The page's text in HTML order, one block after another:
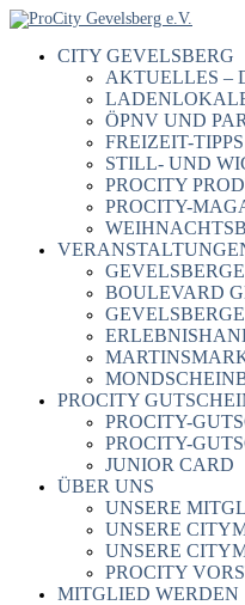
CITY GEVELSBERG
AKTUELLES –
ÖPNV UND
FREIZEIT-TIPPS
STILL- UND
PROCITY
PROCITY-
BOULEVARD
PROCITY
PROCITY-
PROCITY-
JUNIOR CARD
ÜBER UNS
UNSERE
UNSERE
UNSERE
PROCITY
MITGLIED WERDEN